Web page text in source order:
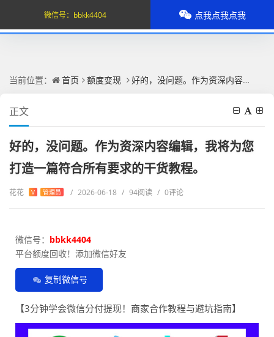
当前位置： 首页 额度变现 好的，没问题。作为资深内容编辑，我将为您打造一篇符合所有要求的干货教程。
正文
好的，没问题。作为资深内容编辑，我将为您
打造一篇符合所有要求的干货教程。
花花 V 管理员 / 2026-06-18 / 94阅读 / 0评论
微信号： bbkk4404
平台额度回收！添加微信好友
复制微信号
【3分钟学会微信分付提现！商家合作教程与避坑指南】
微信号： bbkk4404 点我点我点我